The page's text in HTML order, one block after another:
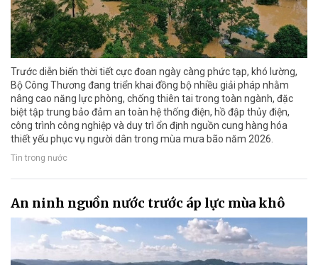
Trước diễn biến thời tiết cực đoan ngày càng phức tạp, khó lường,
Bộ Công Thương đang triển khai đồng bộ nhiều giải pháp nhằm
nâng cao năng lực phòng, chống thiên tai trong toàn ngành, đặc
biệt tập trung bảo đảm an toàn hệ thống điện, hồ đập thủy điện,
công trình công nghiệp và duy trì ổn định nguồn cung hàng hóa
thiết yếu phục vụ người dân trong mùa mưa bão năm 2026.
Tin trong nước
An ninh nguồn nước trước áp lực mùa khô